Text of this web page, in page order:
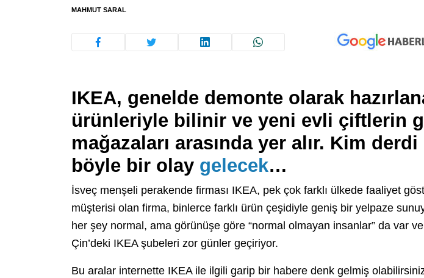
MAHMUT SARAL
IKEA, genelde demonte olarak
ürünleriyle bilinir ve yeni evli çiftlerin
mağazaları arasında yer alır. Kim derdi
böyle bir olay gelecek…
İsveç menşeli perakende firması IKEA, pek çok farklı ülkede faaliyet
müşterisi olan firma, binlerce farklı ürün çeşidiyle geniş bir yelpaze
her şey normal, ama görünüşe göre “normal olmayan insanlar” da var
Çin’deki IKEA şubeleri zor günler geçiriyor.
Bu aralar internette IKEA ile ilgili garip bir habere denk gelmiş